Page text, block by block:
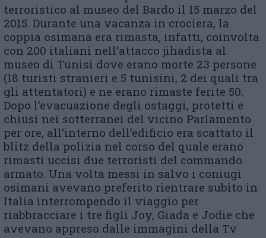
terroristico al museo del Bardo il 15 marzo del
2015. Durante una vacanza in crociera, la
coppia osimana era rimasta, infatti, coinvolta
con 200 italiani nell’attacco jihadista al
museo di Tunisi dove erano morte 23 persone
(18 turisti stranieri e 5 tunisini, 2 dei quali tra
gli attentatori) e ne erano rimaste ferite 50.
Dopo l’evacuazione degli ostaggi, protetti e
chiusi nei sotterranei del vicino Parlamento
per ore, all’interno dell’edificio era scattato il
blitz della polizia nel corso del quale erano
rimasti uccisi due terroristi del commando
armato. Una volta messi in salvo i coniugi
osimani avevano preferito rientrare subito in
Italia interrompendo il viaggio per
riabbracciare i tre figli Joy, Giada e Jodie che
avevano appreso dalle immagini della Tv